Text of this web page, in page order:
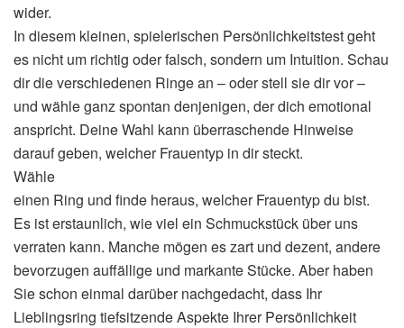
wider.
In diesem kleinen, spielerischen Persönlichkeitstest geht
es nicht um richtig oder falsch, sondern um Intuition. Schau
dir die verschiedenen Ringe an – oder stell sie dir vor –
und wähle ganz spontan denjenigen, der dich emotional
anspricht. Deine Wahl kann überraschende Hinweise
darauf geben, welcher Frauentyp in dir steckt.
Wähle
einen Ring und finde heraus, welcher Frauentyp du bist.
Es ist erstaunlich, wie viel ein Schmuckstück über uns
verraten kann. Manche mögen es zart und dezent, andere
bevorzugen auffällige und markante Stücke. Aber haben
Sie schon einmal darüber nachgedacht, dass Ihr
Lieblingsring tiefsitzende Aspekte Ihrer Persönlichkeit